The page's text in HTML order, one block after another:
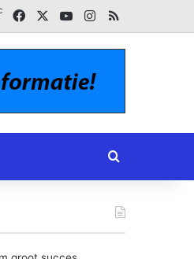
FacebookYouTubeInstagram
RSS
Zoeken naar